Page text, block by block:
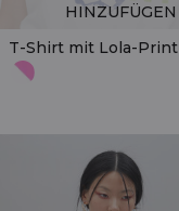
T-Shirt mit Lola-Print
HINZUFÜGEN